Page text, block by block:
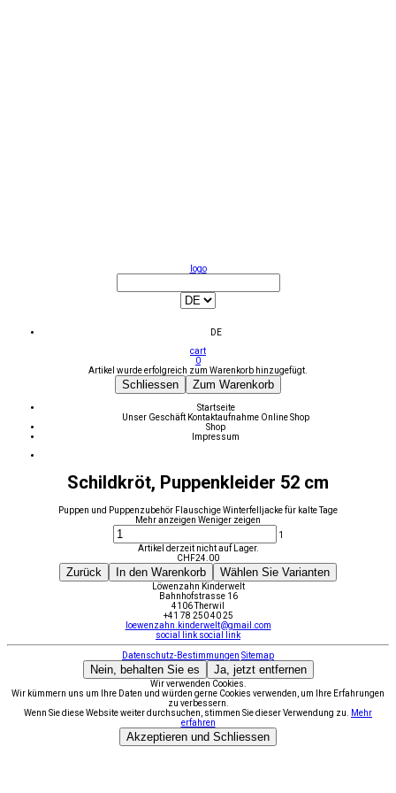
logo
DE
cart
0
Artikel wurde erfolgreich zum Warenkorb hinzugefügt.
Schliessen Zum Warenkorb
Startseite
Unser Geschäft Kontaktaufnahme Online Shop
Shop
Impressum
Schildkröt, Puppenkleider 52 cm
Puppen und Puppenzubehör Flauschige Winterfelljacke für kalte Tage
Mehr anzeigen Weniger zeigen
1
Artikel derzeit nicht auf Lager.
CHF24.00
Zurück In den Warenkorb Wählen Sie Varianten
Löwenzahn Kinderwelt
Bahnhofstrasse 16
4106 Therwil
+41 78 250 40 25
loewenzahn.kinderwelt@gmail.com
social link social link
Datenschutz-Bestimmungen Sitemap
Nein, behalten Sie es Ja, jetzt entfernen
Wir verwenden Cookies.
Wir kümmern uns um Ihre Daten und würden gerne Cookies verwenden, um Ihre Erfahrungen
zu verbessern.
Wenn Sie diese Website weiter durchsuchen, stimmen Sie dieser Verwendung zu.
Mehr
erfahren
Akzeptieren und Schliessen